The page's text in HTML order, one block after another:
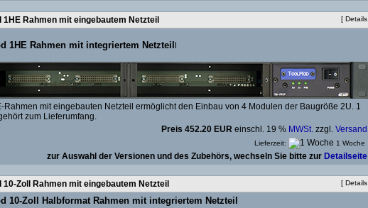
[Details
1HE Rahmen mit eingebautem Netzteil
1HE Rahmen mit integriertem Netzteil
Rahmen mit eingebauten Netzteil ermöglicht den Einbau von 4 Modulen der Baugröße 2U. 1
zum Lieferumfang.
Preis 452.20 EUReinschl. 19 % MWSt. zzgl.Versand
Lieferzeit: 1 Woche
zur Auswahl der Versionen und des Zubehörs, wechseln Sie bitte zur Detailseite
[Details
10-Zoll Rahmen mit eingebautem Netzteil
10-Zoll Halbformat Rahmen mit integriertem Netzteil